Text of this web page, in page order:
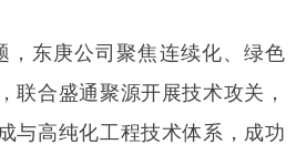
，东庚公司聚焦连续化、绿色
联合盛通聚源开展技术攻关，
与高纯化工程技术体系，成功